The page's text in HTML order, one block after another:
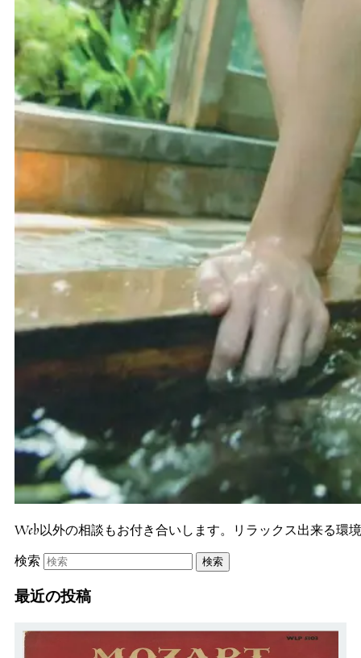
Web以外の相談もお付き合いします。リラックス出来る
検索
最近の投稿